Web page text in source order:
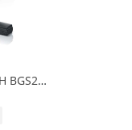
Пилосос з контейнером BOSCH BGS21X320